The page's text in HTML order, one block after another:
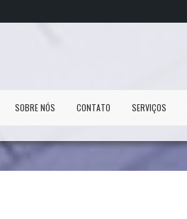
SOBRE NÓS CONTATO SERVIÇOS